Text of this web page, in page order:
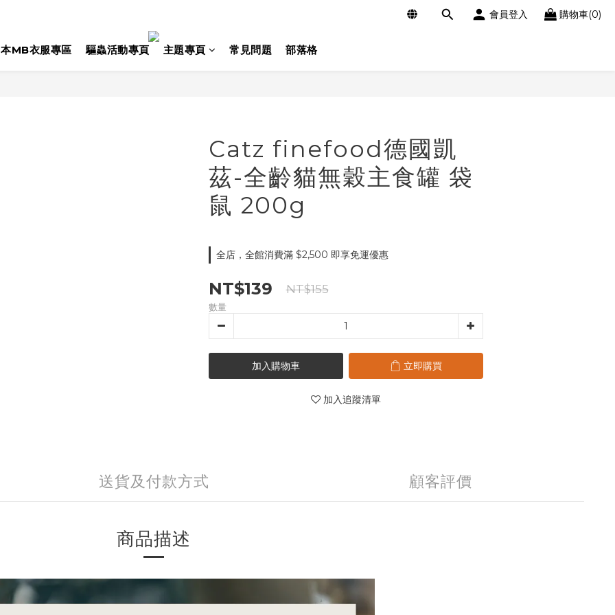
會員登入 購物車(0)
MB衣服專區 驅蟲活動專頁 主題專頁 常見問題 部落格
Catz finefood德國凱
茲-全齡貓無穀主食罐 袋
鼠 200g
全店，全館消費滿 $2,500 即享免運優惠
NT$139 NT$155
數量
加入購物車 立即購買
加入追蹤清單
送貨及付款方式 顧客評價
商品描述